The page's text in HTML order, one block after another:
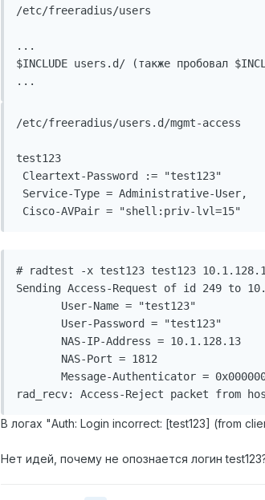
/etc/freeradius/users
...
$INCLUDE users.d/ (также пробовал
/etc/freeradius/users.d/mgmt-access
test123
Cleartext-Password := "test123"
Service-Type = Administrative-User,
# radtest -x test123 test123
Sending Access-Request of id 249 to
       User-Name = "test123"
       User-Password = "test123"
       NAS-IP-Address = 10.1.128.13
       NAS-Port = 1812
Message-Authenticator =
В логах "Auth: Login incorrect: [test123] (from
Нет идей, почему не опознается логин